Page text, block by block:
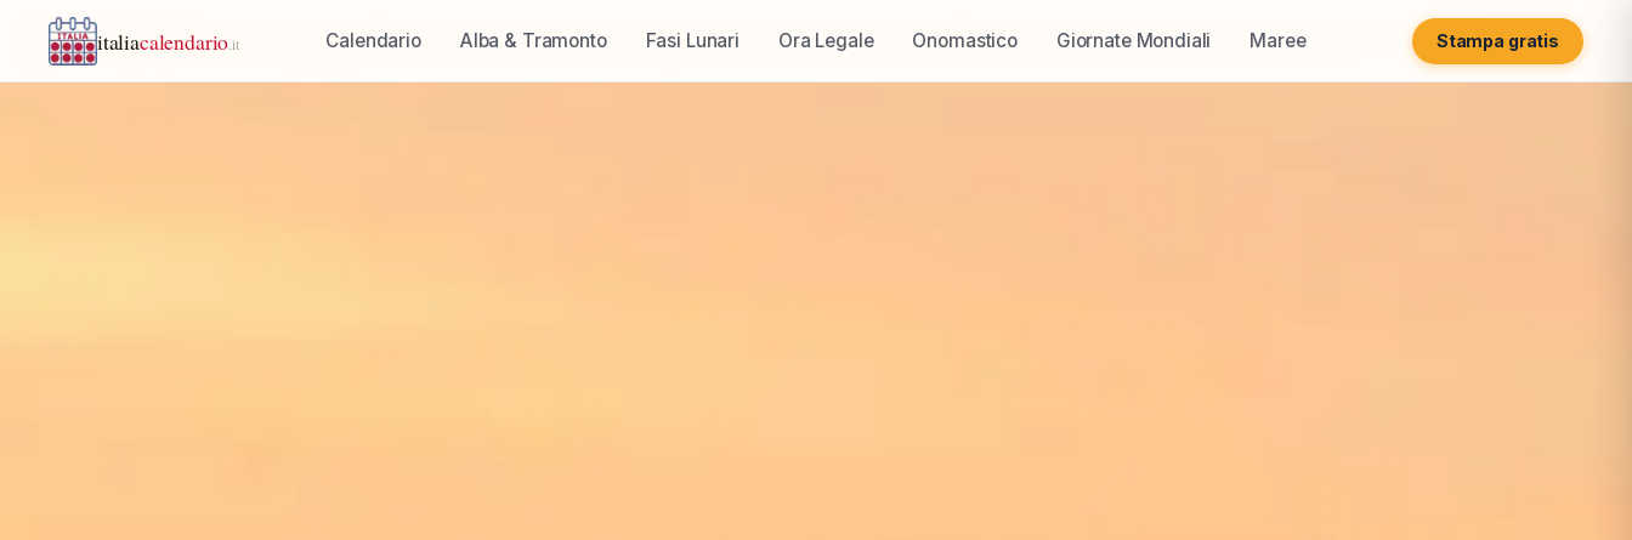
italiacalendario .it Calendario Alba & Tramonto Fasi Lunari Ora Legale Onomastico Giornate Mondiali Maree Stampa gratis